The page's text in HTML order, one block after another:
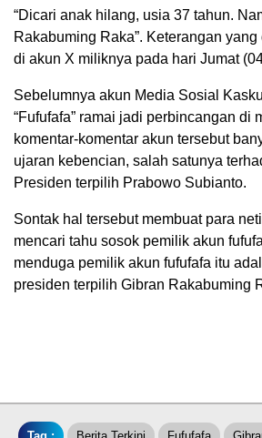
“Dicari anak hilang, usia 37 tahun.
Rakabuming Raka”. Keterangan
di akun X miliknya pada hari Jumat
Sebelumnya akun Media Sosial
“Fufufafa” ramai jadi perbincangan di
komentar-komentar akun tersebut
ujaran kebencian, salah satunya
Presiden terpilih Prabowo Subianto.
Sontak hal tersebut membuat para
mencari tahu sosok pemilik akun
menduga pemilik akun fufufafa itu
presiden terpilih Gibran Rakabuming